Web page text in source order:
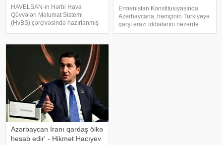
HAVELSAN-ın Hərbi Hava
Qüvvələri Məlumat Sistemi
(HvBS) çərçivəsində hazırlanmış
inventarına daxil edilib. Türkiyə
mətbuatına istinadla bildirir ki,
Azərbaycan Hərb
Ermənistan Konstitusiyasında
Azərbaycana, həmçinin Türkiyəyə
qarşı ərazi iddialarını nəzərdə
tutan maddə çıxarılmalıdır. Bunu
Azərbaycan İranı qardaş ölkə
hesab edir' - Hikmət Hacıyev